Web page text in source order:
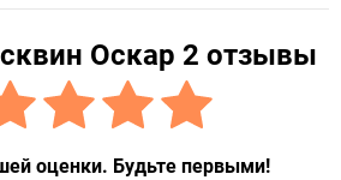
Оскар 2 отзывы
оценки. Будьте первыми!